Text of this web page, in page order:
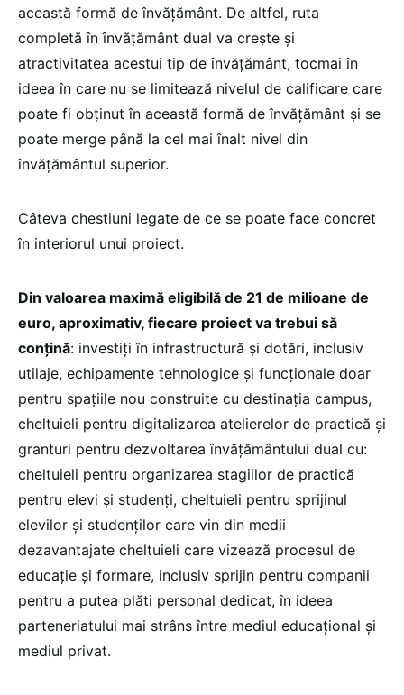
această formă de învățământ. De altfel, ruta
completă în învățământ dual va crește și
atractivitatea acestui tip de învățământ, tocmai în
ideea în care nu se limitează nivelul de calificare care
poate fi obținut în această formă de învățământ și se
poate merge până la cel mai înalt nivel din
învățământul superior.
Câteva chestiuni legate de ce se poate face concret
în interiorul unui proiect.
Din valoarea maximă eligibilă de 21 de milioane de
euro, aproximativ, fiecare proiect va trebui să
conțină: investiți în infrastructură și dotări, inclusiv
utilaje, echipamente tehnologice și funcționale doar
pentru spațiile nou construite cu destinația campus,
cheltuieli pentru digitalizarea atelierelor de practică și
granturi pentru dezvoltarea învățământului dual cu:
cheltuieli pentru organizarea stagiilor de practică
pentru elevi și studenți, cheltuieli pentru sprijinul
elevilor și studenților care vin din medii
dezavantajate cheltuieli care vizează procesul de
educație și formare, inclusiv sprijin pentru companii
pentru a putea plăti personal dedicat, în ideea
parteneriatului mai strâns între mediul educațional și
mediul privat.